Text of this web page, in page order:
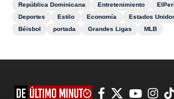
República Dominicana
Entretenimiento
Deportes
Estilo Economía Estados
Béisbol
portada Grandes Ligas MLB